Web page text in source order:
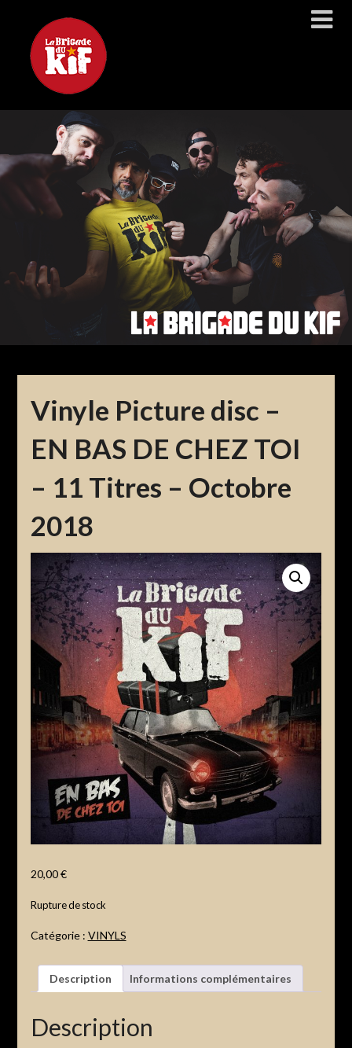
Vinyle Picture disc –
EN BAS DE CHEZ TOI
– 11 Titres – Octobre
2018
20,00€
Rupture de stock
Catégorie : VINYLS
Description Informations complémentaires
Description